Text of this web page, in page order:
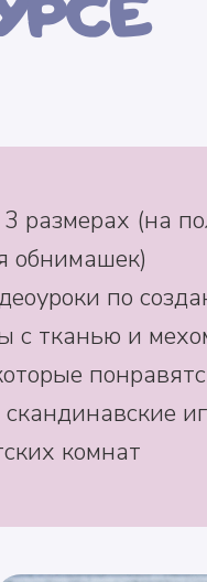
размерах (на
обнимашек)
по
тканью и
комнат